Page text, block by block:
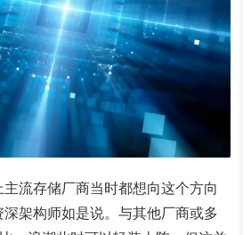
流存储厂商当时都想向这个方向
架构师如是说。与其他厂商或多